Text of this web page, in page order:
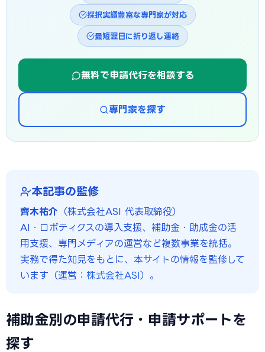
採択実績豊富な専門家が対応
最短翌日に折り返し連絡
無料で申請代行を相談する
専門家を探す
本記事の監修
齊木祐介 （株式会社ASI 代表取締役）
AI・ロボティクスの導入支援、補助金・助成金の活
用支援、専門メディアの運営など複数事業を統括。
実務で得た知見をもとに、本サイトの情報を監修して
います（運営： 株式会社ASI）。
補助金別の申請代行・申請サポートを
探す